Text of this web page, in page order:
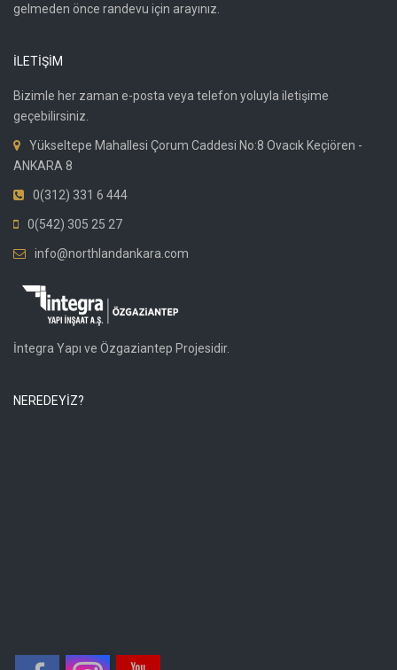
gelmeden önce randevu için arayınız.
İLETİŞİM
Bizimle her zaman e-posta veya telefon yoluyla iletişime
geçebilirsiniz.
Yükseltepe Mahallesi Çorum Caddesi No:8 Ovacık Keçiören -
ANKARA 8
0(312) 331 6 444
0(542) 305 25 27
info@northlandankara.com
İntegra Yapı ve Özgaziantep Projesidir.
NEREDEYİZ?